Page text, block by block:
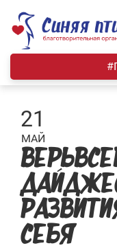
content
21
МАЙ
СЕБЯ»